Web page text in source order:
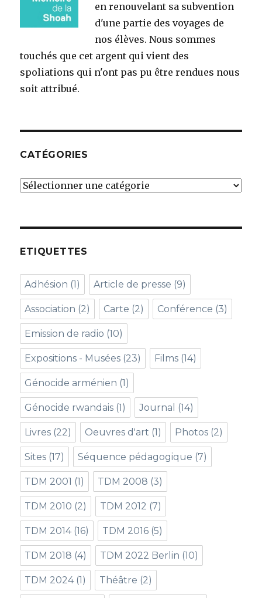
en renouvelant sa subvention
d'une partie des voyages de
nos élèves. Nous sommes
touchés que cet argent qui vient des
spoliations qui n'ont pas pu être rendues nous
soit attribué.
CATÉGORIES
Catégories
ETIQUETTES
Adhésion (1) Article de presse (9)
Association (2) Carte (2) Conférence (3)
Emission de radio (10)
Expositions - Musées (23) Films (14)
Génocide arménien (1)
Génocide rwandais (1) Journal (14)
Livres (22) Oeuvres d'art (1) Photos (2)
Sites (17) Séquence pédagogique (7)
TDM 2001 (1) TDM 2008 (3)
TDM 2010 (2) TDM 2012 (7)
TDM 2014(16) TDM 2016 (5)
TDM 2018 (4) TDM 2022 Berlin (10)
TDM 2024(1) Théâtre (2)